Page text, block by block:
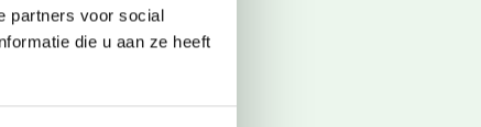
partners voor social
die u aan ze heeft
met